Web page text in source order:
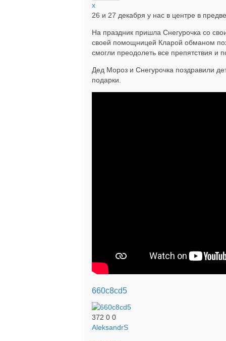
x
26 и 27 декабря у нас в центре в
На праздник пришла Снегурочка со
своей помощницей Кларой обманом
смогли преодолеть все препятствия и
Дед Мороз и Снегурочка поздравили
подарки.
660c8cd5
372 0 0
AleksandrS